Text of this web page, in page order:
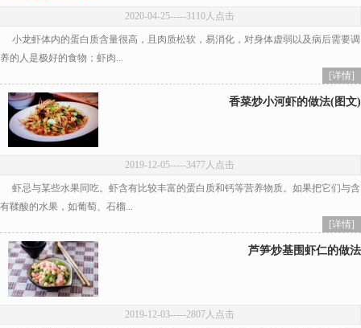
2020-04-25-----3110人点击
小龙虾体内的蛋白质含量很高，且肉质松软，易消化，对身体虚弱以及病后需要调
养的人是极好的食物；虾肉...
[详情]
香菜炒小河虾的做法(图文)
2019-12-05-----3477人点击
虾忌与某些水果同吃。虾含有比较丰富的蛋白质和钙等营养物质。如果把它们与含
有鞣酸的水果，如葡萄、石榴...
[详情]
芦笋炒基围虾仁的做法
2019-12-03-----2807人点击